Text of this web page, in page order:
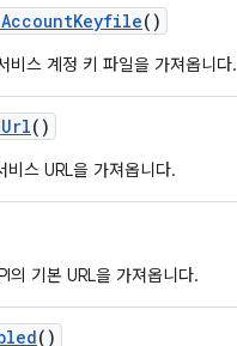
AccountKeyfile()
스 계정 키 파일을 가져옵니다.
Url()
스 URL을 가져옵니다.
기본 URL을 가져옵니다.
()